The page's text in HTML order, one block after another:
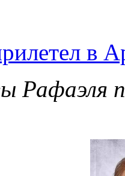
в
Рафаэля